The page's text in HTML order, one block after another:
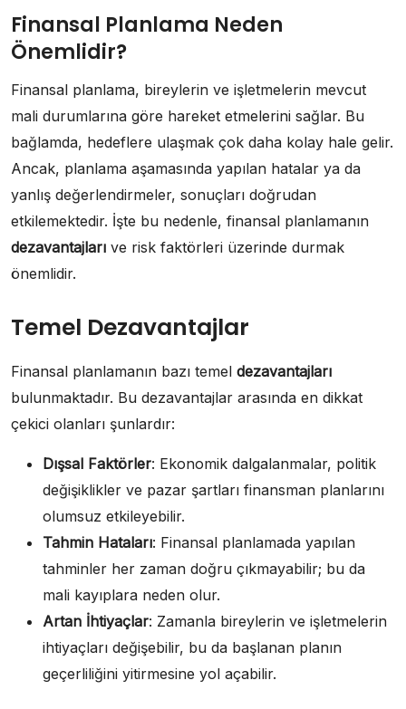
Finansal Planlama Neden
Önemlidir?
Finansal planlama, bireylerin ve işletmelerin mevcut
mali durumlarına göre hareket etmelerini sağlar. Bu
bağlamda, hedeflere ulaşmak çok daha kolay hale gelir.
Ancak, planlama aşamasında yapılan hatalar ya da
yanlış değerlendirmeler, sonuçları doğrudan
etkilemektedir. İşte bu nedenle, finansal planlamanın
dezavantajları ve risk faktörleri üzerinde durmak
önemlidir.
Temel Dezavantajlar
Finansal planlamanın bazı temel dezavantajları
bulunmaktadır. Bu dezavantajlar arasında en dikkat
çekici olanları şunlardır:
Dışsal Faktörler: Ekonomik dalgalanmalar, politik
değişiklikler ve pazar şartları finansman planlarını
olumsuz etkileyebilir.
Tahmin Hataları: Finansal planlamada yapılan
tahminler her zaman doğru çıkmayabilir; bu da
mali kayıplara neden olur.
Artan İhtiyaçlar: Zamanla bireylerin ve işletmelerin
ihtiyaçları değişebilir, bu da başlanan planın
geçerliliğini yitirmesine yol açabilir.